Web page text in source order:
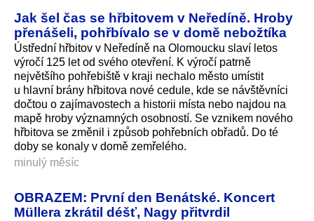
Jak šel čas se hřbitovem v Neředíně. Hroby
přenášeli, pohřbívalo se v domě nebožtíka
Ústřední hřbitov v Neředíně na Olomoucku slaví letos
výročí 125 let od svého otevření. K výročí patrně
největšího pohřebiště v kraji nechalo město umístit
u hlavní brány hřbitova nové cedule, kde se návštěvníci
dočtou o zajímavostech a historii místa nebo najdou na
mapě hroby významných osobností. Se vznikem nového
hřbitova se změnil i způsob pohřebních obřadů. Do té
doby se konaly v domě zemřelého.
minulý měsíc
OBRAZEM: První den Benátské. Koncert
Müllera zkrátil déšť, Nagy přitvrdil